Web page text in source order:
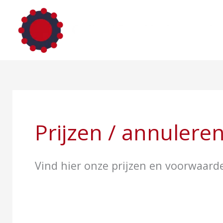
Prijzen / annuleren
Vind hier onze prijzen en